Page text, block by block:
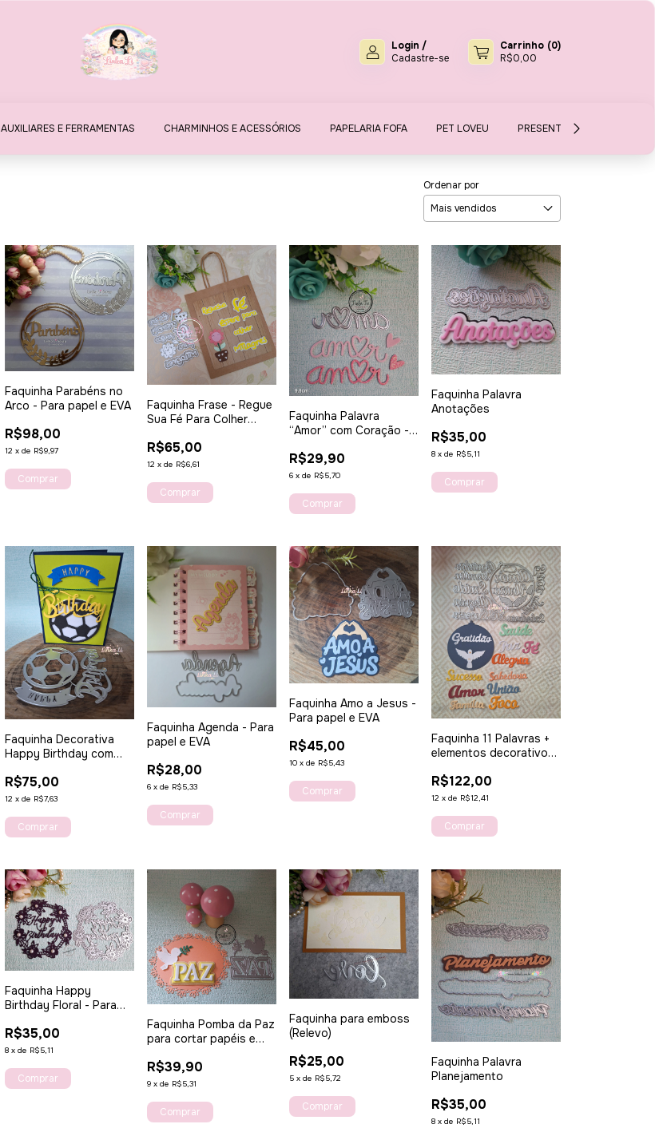
Login /
Cadastre-se
Carrinho (0)
R$0,00
AUXILIARES E FERRAMENTAS CHARMINHOS E ACESSÓRIOS PAPELARIA FOFA PET LOVEU PRESENTES E MIMOS
Ordenar por
Faquinha Parabéns no
Arco - Para papel e EVA
R$98,00
12 xde R$9,97
Faquinha Frase - Regue
Sua Fé Para Colher
R$65,00
12 xde R$6,61
Faquinha Palavra
“Amor” com Coração -
de sentimento!
R$29,90
6 xde R$5,70
Faquinha Palavra
Anotações
R$35,00
8 xde R$5,11
Faquinha Decorativa
Happy Birthday com
R$75,00
12 xde R$7,63
Faquinha Agenda - Para
papel e EVA
R$28,00
6 xde R$5,33
Faquinha Amo a Jesus -
Para papel e EVA
R$45,00
10 xde R$5,43
Faquinha 11 Palavras +
elementos decorativos
R$122,00
12 xde R$12,41
Faquinha Happy
Birthday Floral - Para
R$35,00
8 xde R$5,11
Faquinha Pomba da Paz
para cortar papéis e
R$39,90
9 xde R$5,31
Faquinha para emboss
(Relevo)
R$25,00
5 xde R$5,72
Faquinha Palavra
Planejamento
R$35,00
8 xde R$5,11